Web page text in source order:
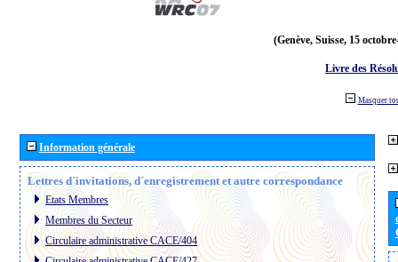
(Genève, Suisse, 15
Livre des
Masquer
Information générale
Lettres d´invitations, d´enregistrement et autre correspondance
Etats Membres
Membres du Secteur
Circulaire administrative CACE/404